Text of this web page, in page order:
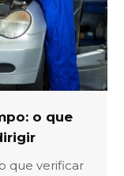
o que
que verificar